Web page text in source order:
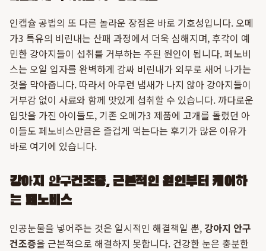
인캡슐 공법의 또 다른 놀라운 장점은 바로 기호성입니다. 오메
가3 특유의 비린내는 산패 과정에서 더욱 심해지며, 후각이 예
민한 강아지들이 섭취를 거부하는 주된 원인이 됩니다. 페노비
스는 오일 입자를 완벽하게 감싸 비린내가 외부로 새어 나가는
것을 막아줍니다. 따라서 아무런 냄새가 나지 않아 강아지들이
거부감 없이 사료와 함께 맛있게 섭취할 수 있습니다. 까다로운
입맛을 가진 아이들도, 기존 오메가3 제품에 고개를 돌렸던 아
이들도 페노비스만큼은 즐겁게 먹는다는 후기가 많은 이유가
바로 여기에 있습니다.
강아지 안구건조증, 근본적인 원인부터 케어하
는 페노비스
인공눈물을 넣어주는 것은 일시적인 해결책일 뿐,강아지 안구
건조증을 근본적으로 해결하지 못합니다. 건강한 눈은 충분한